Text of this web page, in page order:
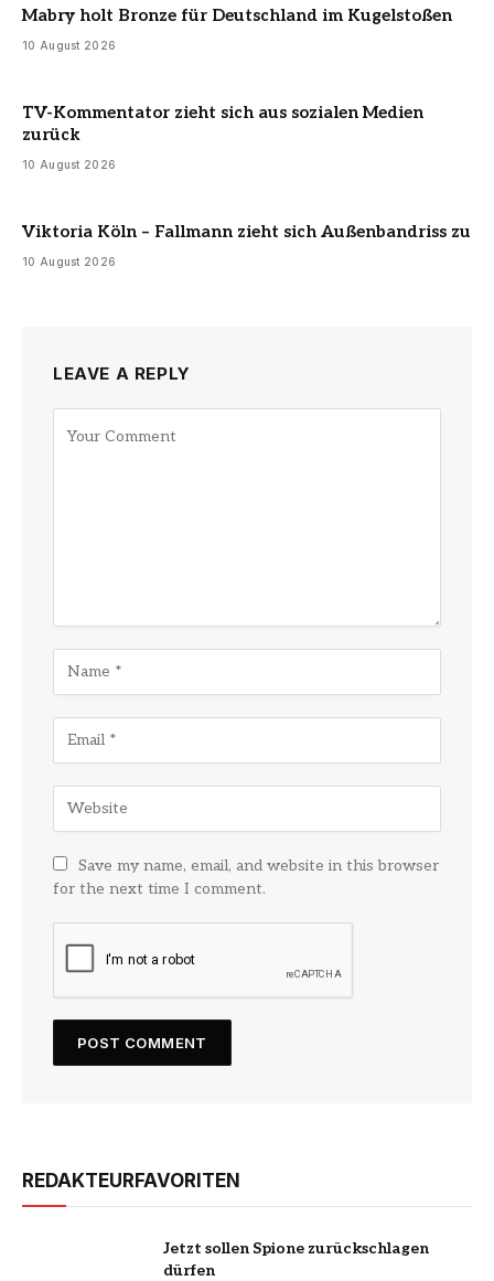
Mabry holt Bronze für Deutschland im Kugelstoßen
10 August 2026
TV-Kommentator zieht sich aus sozialen Medien
zurück
10 August 2026
Viktoria Köln – Fallmann zieht sich Außenbandriss zu
10 August 2026
LEAVE A REPLY
Save my name, email, and website in this browser
for the next time I comment.
REDAKTEURFAVORITEN
Jetzt sollen Spione zurückschlagen
dürfen